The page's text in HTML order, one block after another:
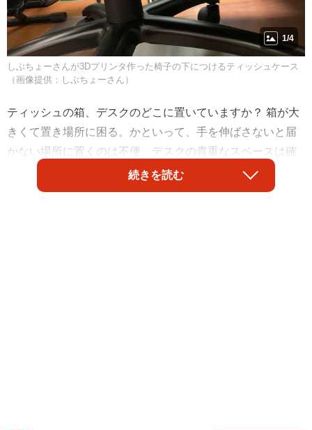
1/4
しぶちょーさんが3Dプリンタ作った椅子の下につけるティッシュケース
（画像提供：しぶちょーさん）
ティッシュの箱、デスクのどこに置いていますか？ 箱が大
きくて置き場所に困る。かといって、手を伸ばさないと届
かない場所に置くのは不便。デスクの貴重なスペースは確
保したいし…。しかし、その問題はもう解決。ツイッター
でしぶちょーさん（@sibucho_labo）が画期的な置き場所
続きを読む